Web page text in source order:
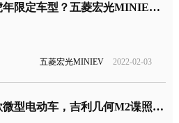
又一虎年限定车型？五菱宏光MINIEV虎年限定装扮正式亮相
五菱宏光MINIEV 2022-02-03
又一款微型电动车，吉利几何M2谍照曝光